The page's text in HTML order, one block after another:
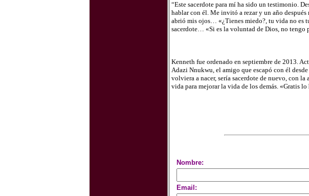
“Este sacerdote para mí ha sido un testimonio.
hablar con él. Me invitó a rezar y un año
abrió mis ojos… «¿Tienes miedo?, tu vida no es
sacerdote… «Si es la voluntad de Dios, no tengo
Kenneth fue ordenado en septiembre de 2013.
Adazi Nnukwu, el amigo que escapó con él
volviera a nacer, sería sacerdote de nuevo, con
vida para mejorar la vida de los demás. «Gratis
Nombre:
Email: